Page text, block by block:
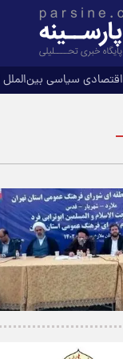
اقتصادی سیاسی بین‌الملل